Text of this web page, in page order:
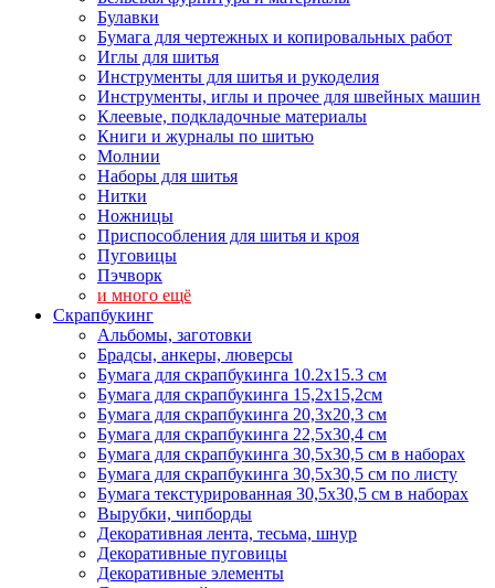
Булавки
Бумага для чертежных и копировальных работ
Иглы для шитья
Инструменты для шитья и рукоделия
Инструменты, иглы и прочее для швейных машин
Клеевые, подкладочные материалы
Книги и журналы по шитью
Молнии
Наборы для шитья
Нитки
Ножницы
Приспособления для шитья и кроя
Пуговицы
Пэчворк
и много ещё
Скрапбукинг
Альбомы, заготовки
Брадсы, анкеры, люверсы
Бумага для скрапбукинга 10.2х15.3 см
Бумага для скрапбукинга 15,2х15,2см
Бумага для скрапбукинга 20,3х20,3 см
Бумага для скрапбукинга 22,5х30,4 см
Бумага для скрапбукинга 30,5х30,5 см в наборах
Бумага для скрапбукинга 30,5х30,5 см по листу
Бумага текстурированная 30,5х30,5 см в наборах
Вырубки, чипборды
Декоративная лента, тесьма, шнур
Декоративные пуговицы
Декоративные элементы